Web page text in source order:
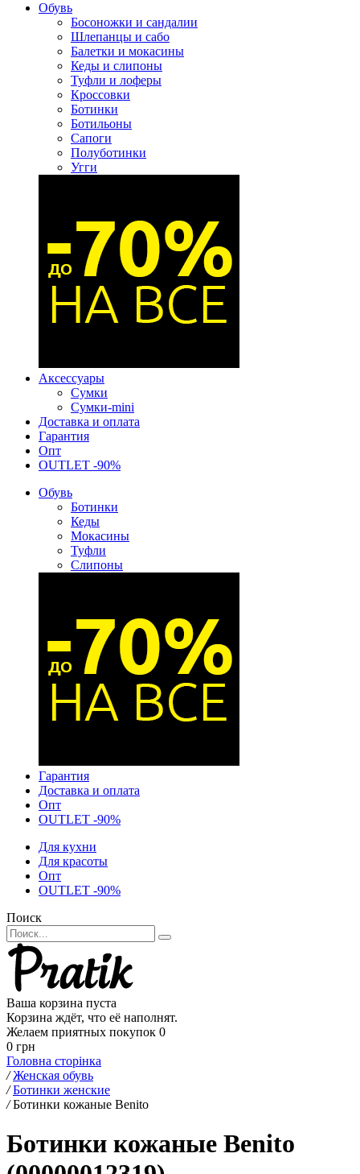
Обувь
Босоножки и сандалии
Шлепанцы и сабо
Балетки и мокасины
Кеды и слипоны
Туфли и лоферы
Кроссовки
Ботинки
Ботильоны
Сапоги
Полуботинки
Угги
Аксессуары
Сумки
Сумки-mini
Доставка и оплата
Гарантия
Опт
OUTLET -90%
Обувь
Ботинки
Кеды
Мокасины
Туфли
Слипоны
Гарантия
Доставка и оплата
Опт
OUTLET -90%
Для кухни
Для красоты
Опт
OUTLET -90%
Поиск
Ваша корзина пуста
Корзина ждёт, что её наполнят.
Желаем приятных покупок 0
0 грн
Головна сторінка
/ Женская обувь
/ Ботинки женские
/ Ботинки кожаные Benito
Ботинки кожаные Benito